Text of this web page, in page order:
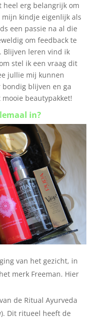
heel erg belangrijk om
kindje eigenlijk als
een passie na al die
om feedback te
Blijven leren vind ik
stel ik een vraag dit
jullie mij kunnen
bondig blijven en ga
beautypakket!
in?
van het gezicht, in
merk Freeman. Hier
de Ritual Ayurveda
Dit ritueel heeft de